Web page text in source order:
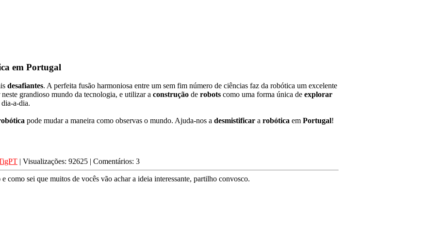
em Portugal
desafiantes. A perfeita fusão harmoniosa entre um sem fim número de ciências faz da robótica um excelente
grandioso mundo da tecnologia, e utilizar a construção de robots como uma forma única de explorar
a-dia.
pode mudar a maneira como observas o mundo. Ajuda-nos a desmistificar a robótica em Portugal!
| Visualizações: 92625 | Comentários: 3
como sei que muitos de vocês vão achar a ideia interessante, partilho convosco.